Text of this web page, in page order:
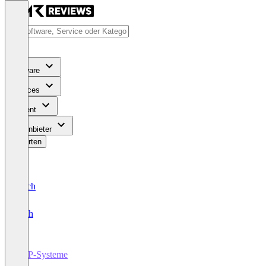
Software
Services
Content
Für Anbieter
Bewerten
Deutsch
English
ERP-Systeme